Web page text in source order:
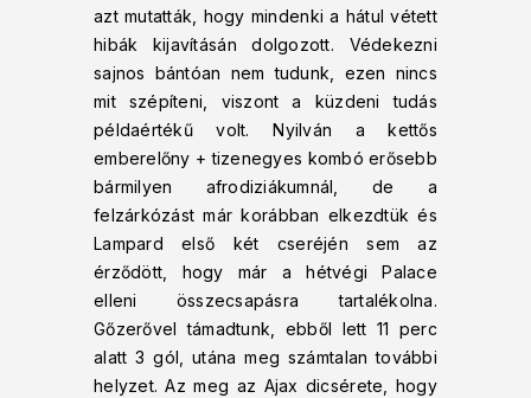
azt mutatták, hogy mindenki a hátul vétett
hibák kijavításán dolgozott. Védekezni
sajnos bántóan nem tudunk, ezen nincs
mit szépíteni, viszont a küzdeni tudás
példaértékű volt. Nyilván a kettős
emberelőny + tizenegyes kombó erősebb
bármilyen afrodiziákumnál, de a
felzárkózást már korábban elkezdtük és
Lampard első két cseréjén sem az
érződött, hogy már a hétvégi Palace
elleni összecsapásra tartalékolna.
Gőzerővel támadtunk, ebből lett 11 perc
alatt 3 gól, utána meg számtalan további
helyzet. Az meg az Ajax dicsérete, hogy